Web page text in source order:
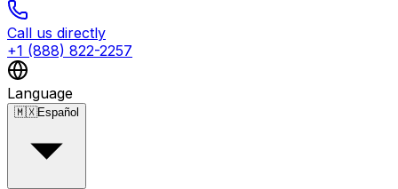
Call us directly
+1 (888) 822-2257
Language
🇲🇽Español